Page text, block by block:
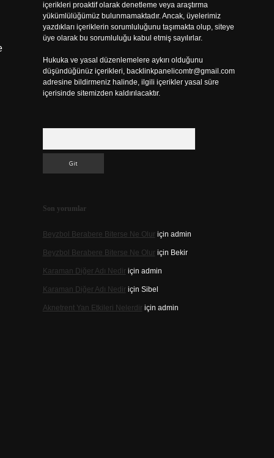
içerikleri proaktif olarak denetleme veya araştırma
yükümlülüğümüz bulunmamaktadır. Ancak, üyelerimiz
yazdıkları içeriklerin sorumluluğunu taşımakta olup, siteye
üye olarak bu sorumluluğu kabul etmiş sayılırlar.
Hukuka ve yasal düzenlemelere aykırı olduğunu
düşündüğünüz içerikleri, backlinkpanelicomtr@gmail.com
adresine bildirmeniz halinde, ilgili içerikler yasal süre
içerisinde sitemizden kaldırılacaktır.
Son yorumlar
Beyzbol Berabere Biterse Ne Oluriçin admin
Beyzbol Berabere Biterse Ne Oluriçin Bekir
Karaman Diğer Adı Nediriçin admin
Karaman Diğer Adı Nediriçin Sibel
Aknetrent Yan Etkileri Nelerdiriçin admin